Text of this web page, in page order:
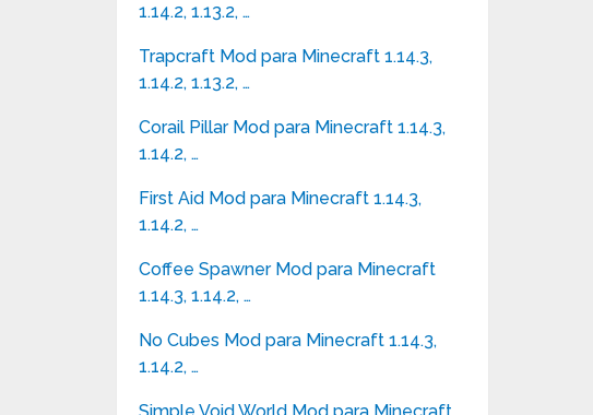
1.14.2, 1.13.2, …
Trapcraft Mod para Minecraft 1.14.3,
1.14.2, 1.13.2, …
Corail Pillar Mod para Minecraft 1.14.3,
1.14.2, …
First Aid Mod para Minecraft 1.14.3,
1.14.2, …
Coffee Spawner Mod para Minecraft
1.14.3, 1.14.2, …
No Cubes Mod para Minecraft 1.14.3,
1.14.2, …